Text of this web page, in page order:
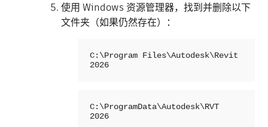
使用 Windows 资源管理器，找到并删除以下
文件夹（如果仍然存在）：
C:\Program Files\Autodesk\Revit
2026
C:\ProgramData\Autodesk\RVT
2026